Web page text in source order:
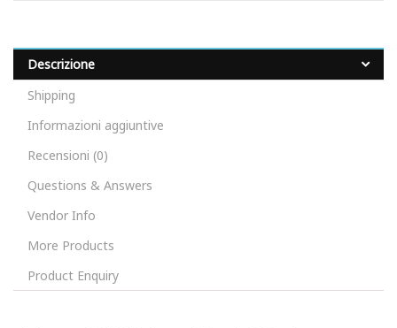
Descrizione
Shipping
Informazioni aggiuntive
Recensioni (0)
Questions & Answers
Vendor Info
More Products
Product Enquiry